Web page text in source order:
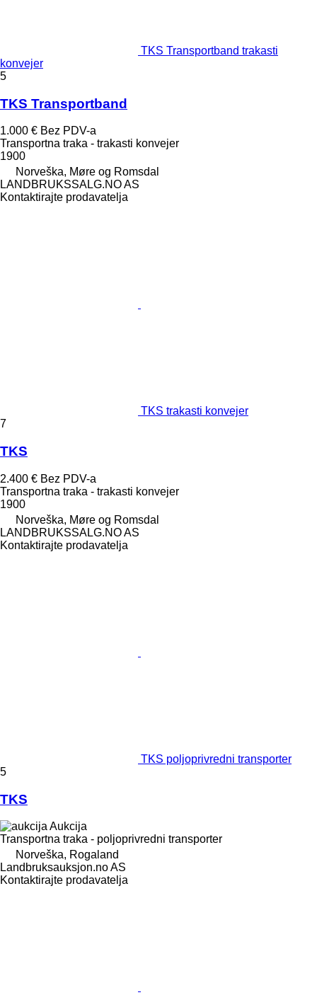
TKS Transportband trakasti
konvejer
5
TKS Transportband
1.000 € Bez PDV-a
Transportna traka - trakasti konvejer
1900
Norveška, Møre og Romsdal
LANDBRUKSSALG.NO AS
Kontaktirajte prodavatelja
TKS trakasti konvejer
7
TKS
2.400 € Bez PDV-a
Transportna traka - trakasti konvejer
1900
Norveška, Møre og Romsdal
LANDBRUKSSALG.NO AS
Kontaktirajte prodavatelja
TKS poljoprivredni transporter
5
TKS
Aukcija
Transportna traka - poljoprivredni transporter
Norveška, Rogaland
Landbruksauksjon.no AS
Kontaktirajte prodavatelja